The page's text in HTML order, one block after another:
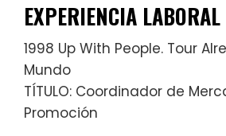
EXPERIENCIA LABORAL
1998 Up With People. Tour
Mundo
TÍTULO: Coordinador de
Promoción